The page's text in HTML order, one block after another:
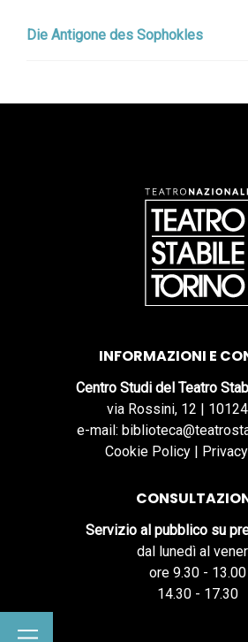
Die Antigone des Sophokles
INFORMAZIONI E
Centro Studi del Teatro
via Rossini, 12 |
e-mail:
Cookie Policy |
Servizio al pubblico su
dal lunedì al
ore 9.30 - 13.00
14.30 - 17.30